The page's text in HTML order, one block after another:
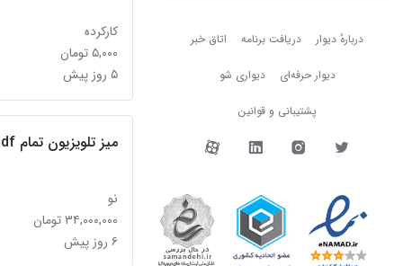
دربارهٔ دیوار دربارهٔ دیوار دریافت برنامه اتاق خبر
دیوار حرفه‌ای دیواری شو
پشتیبانی و قوانین
دیوار در شبکه‌های
کارکرده
۵,۰۰۰ تومان
۵ روز پیش
میز تلویزیون تمام mdf ناژینو
نو
۳۴,۰۰۰,۰۰۰ تومان
۶ روز پیش